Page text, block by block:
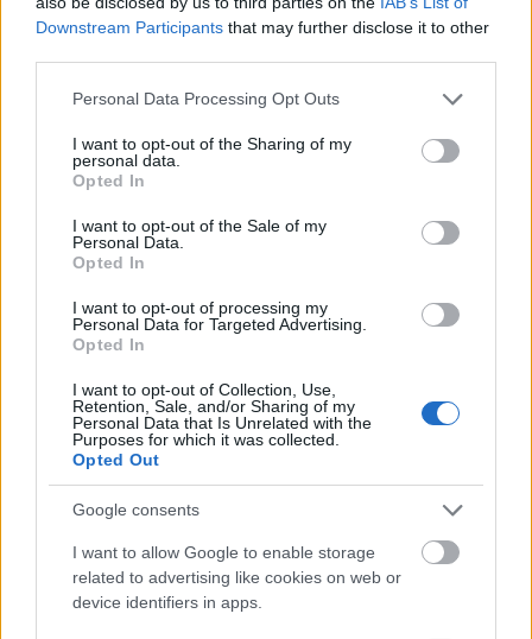
Downstream Participants that may further disclose it to other
Please note that this website/app uses one or more Google
not limited to your visit or usage behaviour. You may click to
grant or deny consent to Google and its third-party tags to
use your data for below specified purposes in below Google
consent section.
Personal Data Processing Opt Outs
I want to opt-out of the Sharing of my
personal data.
Opted In
I want to opt-out of the Sale of my
Personal Data.
Opted In
I want to opt-out of processing my
Personal Data for Targeted Advertising.
Opted In
I want to opt-out of Collection, Use,
Retention, Sale, and/or Sharing of my
Personal Data that Is Unrelated with the
Purposes for which it was collected.
Opted Out
Google consents
I want to allow Google to enable storage
related to advertising like cookies on web or
device identifiers in apps.
Újra nem gondolva: Kókuszkocka
• 2015. október 27.
Világ életemben azt hittem, hogy a kókuszkocka egy
magyar találmány. Kicsit csalódtam, amikor
kiderült, hogy ez egy Ausztráliában is létező ...